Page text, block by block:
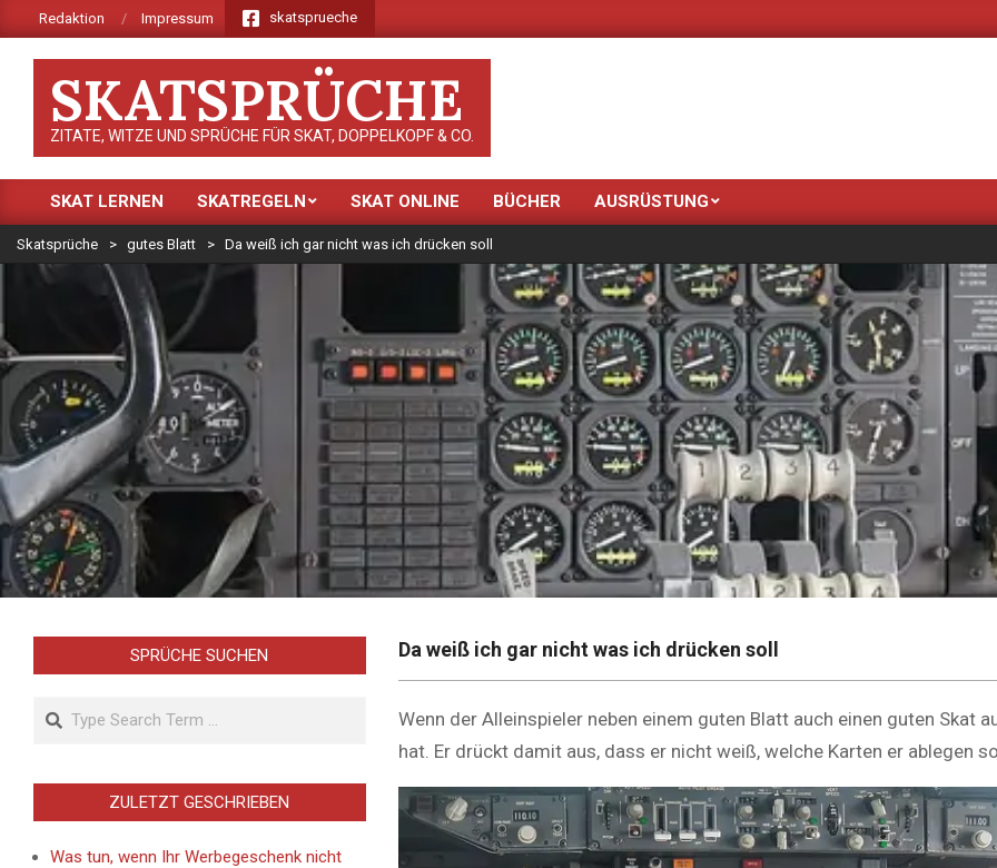
to
Redaktion Impressum skatsprueche
SKATSPRÜCHE
ZITATE, WITZE UND SPRÜCHE FÜR SKAT, DOPPELKOPF & CO.
Primary
Navigation
Menu
SKAT LERNEN SKATREGELN SKAT ONLINE BÜCHER AUSRÜSTUNG
Skatsprüche > gutes Blatt > Da weiß ich gar nicht was ich drücken soll
Da weiß ich gar nicht was ich drücken soll
Wenn der Alleinspieler neben einem guten Blatt auch einen guten Skat
hat. Er drückt damit aus, dass er nicht weiß, welche Karten er ablegen
SPRÜCHE SUCHEN
Search
ZULETZT GESCHRIEBEN
Was tun, wenn Ihr Werbegeschenk nicht